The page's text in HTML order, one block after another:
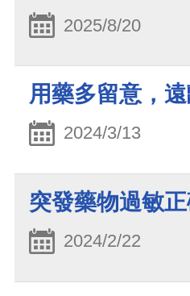
2025/8/20
用藥多留意，
2024/3/13
突發藥物過敏
2024/2/22